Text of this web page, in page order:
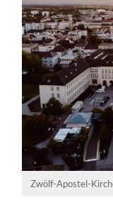
Zwölf-Apostel-